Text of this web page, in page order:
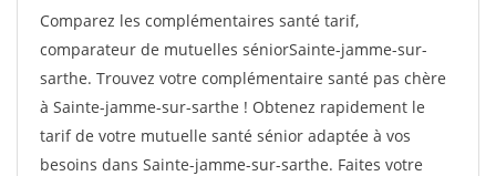
Comparez les complémentaires santé tarif,
comparateur de mutuelles séniorSainte-jamme-sur-
sarthe. Trouvez votre complémentaire santé pas chère
à Sainte-jamme-sur-sarthe ! Obtenez rapidement le
tarif de votre mutuelle santé sénior adaptée à vos
besoins dans Sainte-jamme-sur-sarthe. Faites votre